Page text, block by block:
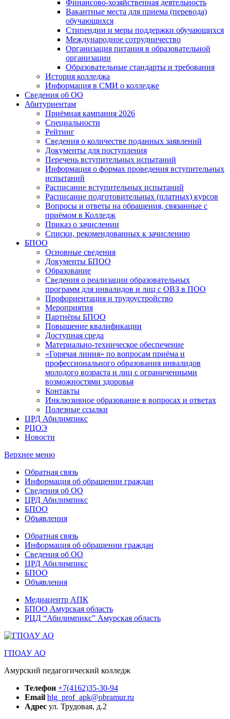
Финансово-хозяйственная деятельность
Вакантные места для приема (перевода)
обучающихся
Стипендии и меры поддержки обучающихся
Международное сотрудничество
Организация питания в образовательной
организации
Образовательные стандарты и требования
История колледжа
Информация в СМИ о колледже
Сведения об ОО
Абитуриентам
Приёмная кампания 2026
Специальности
Рейтинг
Сведения о количестве поданных заявлений
Документы для поступления
Перечень вступительных испытаний
Информация о формах проведения вступительных
испытаний
Расписание вступительных испытаний
Расписание подготовительных (платных) курсов
Вопросы и ответы на обращения, связанные с
приёмом в Колледж
Приказ о зачислении
Списки, рекомендованных к зачислению
БПОО
Основные сведения
Документы БПОО
Образование
Сведения о реализации образовательных
программ для инвалидов и лиц с ОВЗ в ПОО
Профориентация и трудоустройство
Мероприятия
Партнёры БПОО
Повышение квалификации
Доступная среда
Материально-техническое обеспечение
«Горячая линия» по вопросам приёма и
профессионального образования инвалидов
молодого возраста и лиц с ограниченными
возможностями здоровья
Контакты
Инклюзивное образование в вопросах и ответах
Полезные ссылки
ЦРД Абилимпикс
РЦОЭ
Новости
Верхнее меню
Обратная связь
Информация об обращении граждан
Сведения об ОО
ЦРД Абилимпикс
БПОО
Объявления
Обратная связь
Информация об обращении граждан
Сведения об ОО
ЦРД Абилимпикс
БПОО
Объявления
Медиацентр АПК
БПОО Амурская область
РЦД “Абилимпикс” Амурская область
ГПОАУ АО
Амурский педагогический колледж
Телефон +7(4162)35-30-94
Email blg_prof_apk@obramur.ru
Адрес ул. Трудовая, д.2